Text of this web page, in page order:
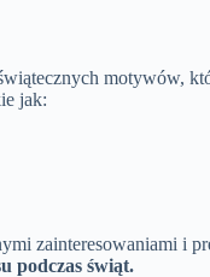
motywów,
jak:
zainteresowaniami i
podczas świąt.